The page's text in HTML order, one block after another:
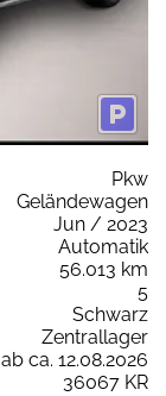
Pkw
Geländewagen
Jun / 2023
Automatik
56.013 km
5
Schwarz
Zentrallager
ab ca. 12.08.2026
36067 KR